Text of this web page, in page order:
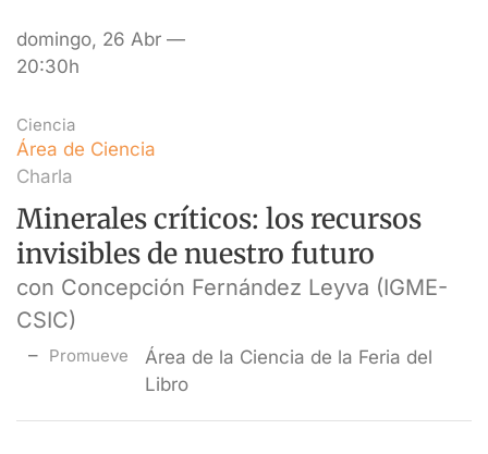
domingo, 26 Abr —
20:30h
Ciencia
Área de Ciencia
Charla
Minerales críticos: los recursos
invisibles de nuestro futuro
con Concepción Fernández Leyva (IGME-
CSIC)
Promueve
Área de la Ciencia de la Feria del
Libro